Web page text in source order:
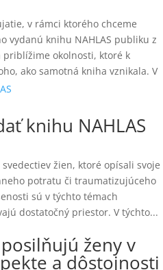
v rámci ktorého chceme
vydanú knihu NAHLAS publiku z
priblížime okolnosti, ktoré k
ako samotná kniha vznikala. V
knihu NAHLAS
žien, ktoré opísali svoje
potratu či traumatizujúceho
sú v týchto témach
dostatočný priestor. V týchto...
ženy v
a dôstojnosti